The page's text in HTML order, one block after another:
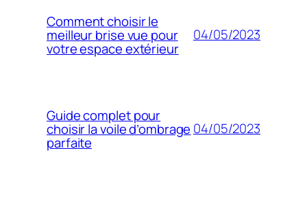
Comment choisir le
meilleur brise vue pour
votre espace extérieur
04/05/2023
Guide complet pour
choisir la voile d’ombrage
parfaite
04/05/2023